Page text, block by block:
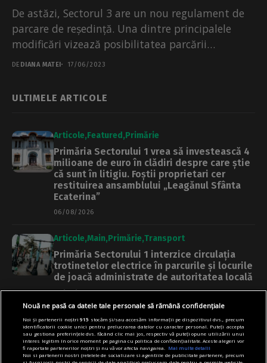
De astăzi, Sectorul 3 are un nou regulament de
parcare de reședință. Una dintre principalele
modificări vizează posibilitatea parcării
temporare, pe locurile de...
DE DIANA MATEI 17/06/2023
ULTIMELE ARTICOLE
Articole Featured Primărie
Primăria Sectorului 1 vrea să investească 4
milioane de euro în clădiri despre care știe
că sunt în litigiu. Foștii proprietari cer
restituirea ansamblului „Leagănul Sfânta
Ecaterina”
06/08/2026
Articole Main Primărie Transport
Primăria Sectorului 1 interzice circulația
trotinetelor electrice în parcurile și locurile
de joacă administrate de autoritatea locală
06/08/2026
Articole Știri
Plimbările gratuite cu caiacul și canoea pe
Dâmbovița se prelungesc până în octombrie
06/08/2026
Nouă ne pasă ca datele tale personale să rămână confidențiale
Noi și partenerii noștri915 stocăm și/sau accesăm informații pe dispozitivul dvs., precum
identificatorii cookie unici pentru prelucrarea datelor cu caracter personal. Puteți accepta
sau gestiona preferințele dvs. făcând clic mai jos, respectiv vă puteți opune utilizării unui
interes legitim în orice moment pe pagina cu politica de confidențialitate. Aceste alegeri vor
fi raportate partenerilor noștri și nu vă vor afecta navigarea.
Mai multe detalii
Noi si partenerii nostri (retelele de socializare si agentiile de publicitate partenere, precum